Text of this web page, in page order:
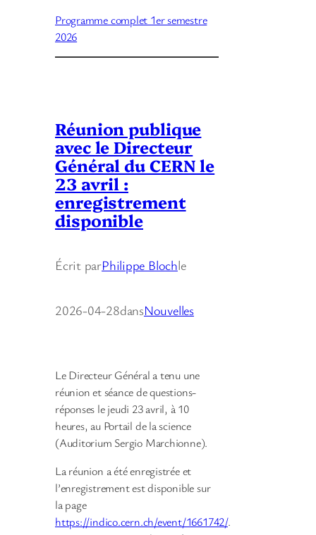
Programme complet 1er semestre
2026
Réunion publique
avec le Directeur
Général du CERN le
23 avril :
enregistrement
disponible
Écrit parPhilippe Blochle
2026-04-28dansNouvelles
Le Directeur Général a tenu une
réunion et séance de questions-
réponses le jeudi 23 avril, à 10
heures, au Portail de la science
(Auditorium Sergio Marchionne).
La réunion a été enregistrée et
l’enregistrement est disponible sur
la page
https://indico.cern.ch/event/1661742/.